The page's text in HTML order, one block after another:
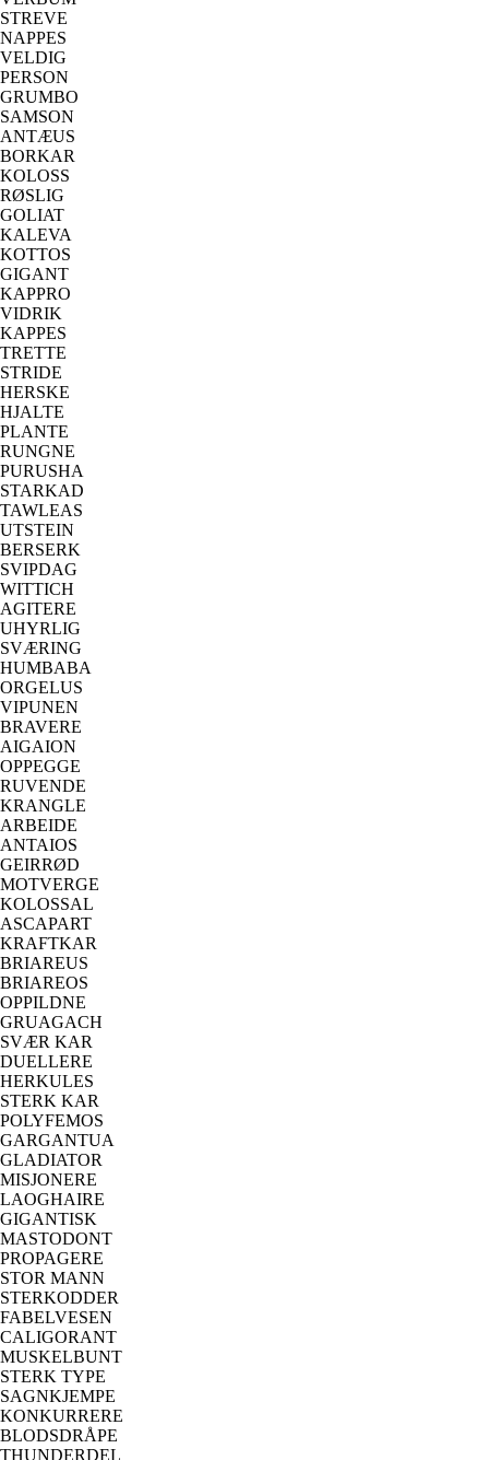
STREVE
NAPPES
VELDIG
PERSON
GRUMBO
SAMSON
ANTÆUS
BORKAR
KOLOSS
RØSLIG
GOLIAT
KALEVA
KOTTOS
GIGANT
KAPPRO
VIDRIK
KAPPES
TRETTE
STRIDE
HERSKE
HJALTE
PLANTE
RUNGNE
PURUSHA
STARKAD
TAWLEAS
UTSTEIN
BERSERK
SVIPDAG
WITTICH
AGITERE
UHYRLIG
SVÆRING
HUMBABA
ORGELUS
VIPUNEN
BRAVERE
AIGAION
OPPEGGE
RUVENDE
KRANGLE
ARBEIDE
ANTAIOS
GEIRRØD
MOTVERGE
KOLOSSAL
ASCAPART
KRAFTKAR
BRIAREUS
BRIAREOS
OPPILDNE
GRUAGACH
SVÆR KAR
DUELLERE
HERKULES
STERK KAR
POLYFEMOS
GARGANTUA
GLADIATOR
MISJONERE
LAOGHAIRE
GIGANTISK
MASTODONT
PROPAGERE
STOR MANN
STERKODDER
FABELVESEN
CALIGORANT
MUSKELBUNT
STERK TYPE
SAGNKJEMPE
KONKURRERE
BLODSDRÅPE
THUNDERDEL